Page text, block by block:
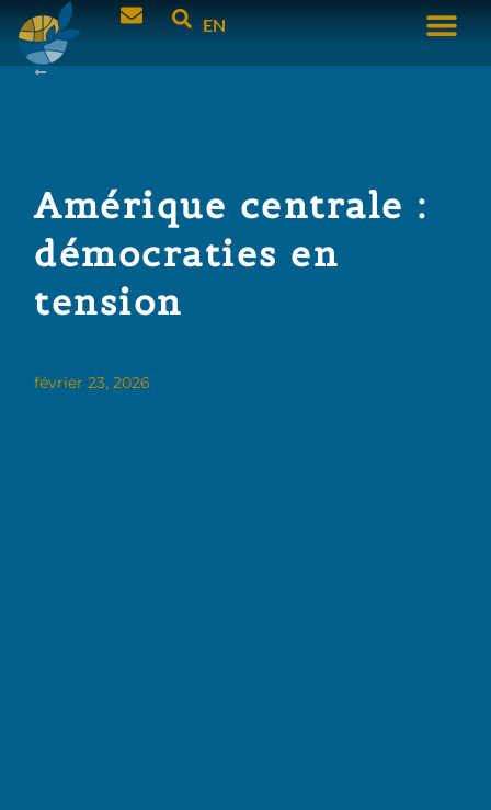
EN
Amérique centrale :
démocraties en
tension
février 23, 2026